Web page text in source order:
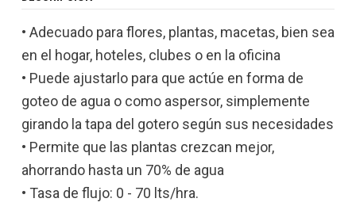
• Adecuado para flores, plantas, macetas, bien sea
en el hogar, hoteles, clubes o en la oficina
• Puede ajustarlo para que actúe en forma de
goteo de agua o como aspersor, simplemente
girando la tapa del gotero según sus necesidades
• Permite que las plantas crezcan mejor,
ahorrando hasta un 70% de agua
• Tasa de flujo: 0 - 70 lts/hra.